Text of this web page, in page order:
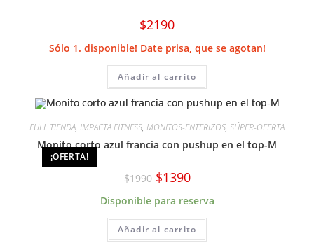
$2190
Sólo 1. disponible! Date prisa, que se agotan!
Añadir al carrito
¡OFERTA!
FULL TIENDA, IMPACTA FITNESS, MONITOS-ENTERIZOS, SÚPER-OFERTA
Monito corto azul francia con pushup en el top-M
$1990 El
precio
era:
$1390El
precio
es:
Disponible para reserva
Añadir al carrito